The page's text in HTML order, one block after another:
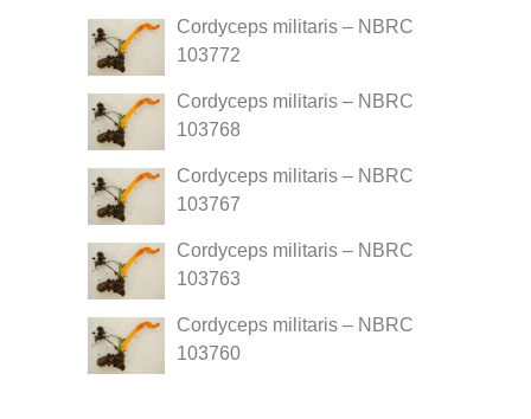
Cordyceps militaris – NBRC
103772
Cordyceps militaris – NBRC
103768
Cordyceps militaris – NBRC
103767
Cordyceps militaris – NBRC
103763
Cordyceps militaris – NBRC
103760